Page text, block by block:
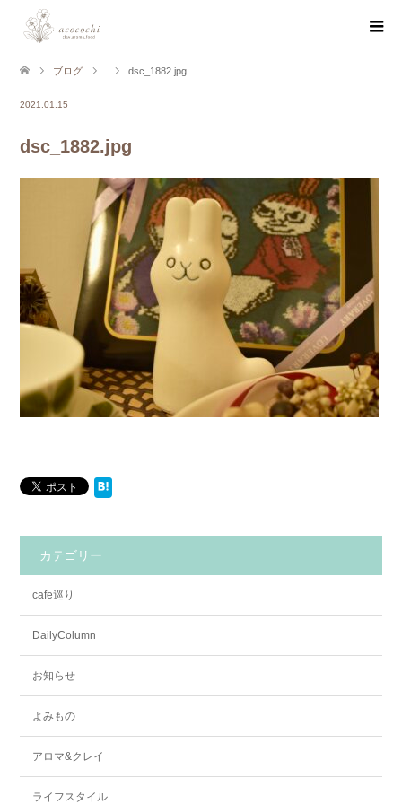
ブログ dsc_1882.jpg
2021.01.15
dsc_1882.jpg
カテゴリー
cafe巡り
DailyColumn
お知らせ
よみもの
アロマ&クレイ
ライフスタイル